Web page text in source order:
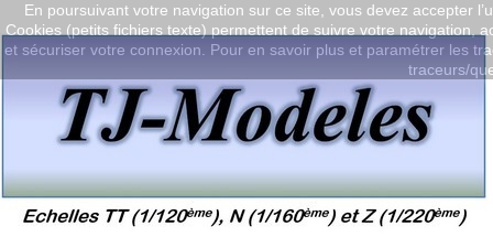
En poursuivant votre navigation sur ce site, vous devez accepter
Cookies (petits fichiers texte) permettent de suivre votre navigation,
et sécuriser votre connexion. Pour en savoir plus et paramétrer les
traceurs/